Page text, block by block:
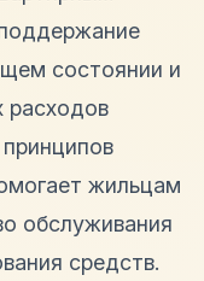
состоянии и
расходов
жильцам
обслуживания
средств.